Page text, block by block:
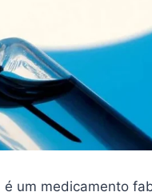
um medicamento